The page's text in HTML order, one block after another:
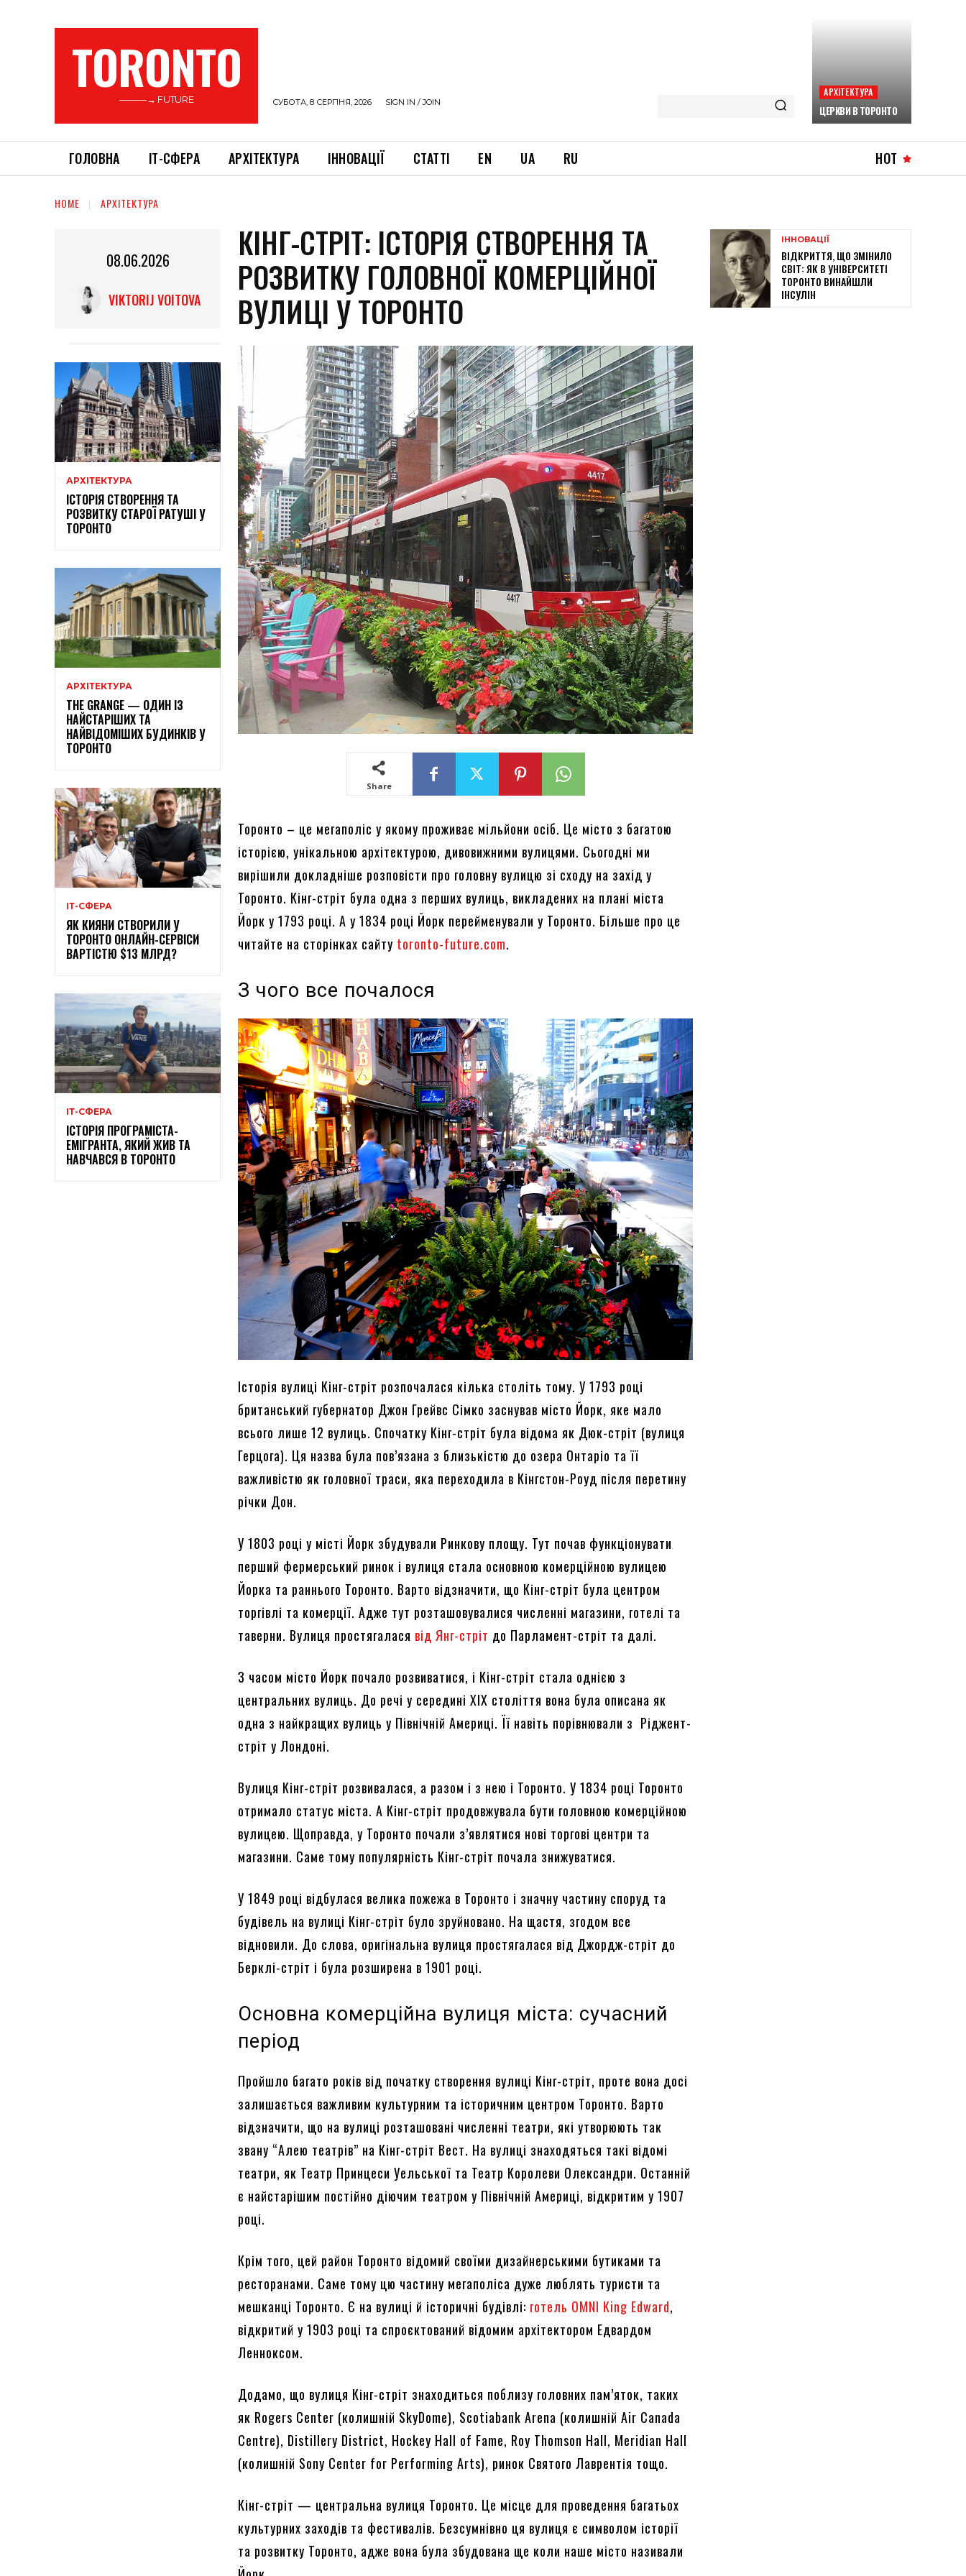
TORONTO
———→ FUTURE СУБОТА, 8 СЕРПНЯ, 2026 SIGN IN / JOIN
АРХІТЕКТУРА
ЦЕРКВИ В ТОРОНТО
ГОЛОВНА ІТ-СФЕРА АРХІТЕКТУРА ІННОВАЦІЇ СТАТТІ EN UA RU HOT
HOME АРХІТЕКТУРА
08.06.2026
VIKTORIJ VOITOVA
АРХІТЕКТУРА
ІСТОРІЯ СТВОРЕННЯ ТА
РОЗВИТКУ СТАРОЇ РАТУШІ У
ТОРОНТО
АРХІТЕКТУРА
THE GRANGE — ОДИН ІЗ
НАЙСТАРІШИХ ТА
НАЙВІДОМІШИХ БУДИНКІВ У
ТОРОНТО
ІТ-СФЕРА
ЯК КИЯНИ СТВОРИЛИ У
ТОРОНТО ОНЛАЙН-СЕРВІСИ
ВАРТІСТЮ $13 МЛРД?
ІТ-СФЕРА
ІСТОРІЯ ПРОГРАМІСТА-
ЕМІГРАНТА, ЯКИЙ ЖИВ ТА
НАВЧАВСЯ В ТОРОНТО
КІНГ-СТРІТ: ІСТОРІЯ СТВОРЕННЯ ТА
РОЗВИТКУ ГОЛОВНОЇ КОМЕРЦІЙНОЇ
ВУЛИЦІ У ТОРОНТО
Share
Торонто – це мегаполіс у якому проживає мільйони осіб. Це місто з багатою
історією, унікальною архітектурою, дивовижними вулицями. Сьогодні ми
вирішили докладніше розповісти про головну вулицю зі сходу на захід у
Торонто. Кінг-стріт була одна з перших вулиць, викладених на плані міста
Йорк у 1793 році. А у 1834 році Йорк перейменували у Торонто. Більше про це
читайте на сторінках сайту toronto-future.com.
З чого все почалося
Історія вулиці Кінг-стріт розпочалася кілька століть тому. У 1793 році
британський губернатор Джон Грейвс Сімко заснував місто Йорк, яке мало
всього лише 12 вулиць. Спочатку Кінг-стріт була відома як Дюк-стріт (вулиця
Герцога). Ця назва була пов’язана з близькістю до озера Онтаріо та її
важливістю як головної траси, яка переходила в Кінгстон-Роуд після перетину
річки Дон.
У 1803 році у місті Йорк збудували Ринкову площу. Тут почав функціонувати
перший фермерський ринок і вулиця стала основною комерційною вулицею
Йорка та раннього Торонто. Варто відзначити, що Кінг-стріт була центром
торгівлі та комерції. Адже тут розташовувалися численні магазини, готелі та
таверни. Вулиця простягалася від Янг-стріт до Парламент-стріт та далі.
З часом місто Йорк почало розвиватися, і Кінг-стріт стала однією з
центральних вулиць. До речі у середині XIX століття вона була описана як
одна з найкращих вулиць у Північній Америці. Її навіть порівнювали з Ріджент-
стріт у Лондоні.
Вулиця Кінг-стріт розвивалася, а разом і з нею і Торонто. У 1834 році Торонто
отримало статус міста. А Кінг-стріт продовжувала бути головною комерційною
вулицею. Щоправда, у Торонто почали з’являтися нові торгові центри та
магазини. Саме тому популярність Кінг-стріт почала знижуватися.
У 1849 році відбулася велика пожежа в Торонто і значну частину споруд та
будівель на вулиці Кінг-стріт було зруйновано. На щастя, згодом все
відновили. До слова, оригінальна вулиця простягалася від Джордж-стріт до
Берклі-стріт і була розширена в 1901 році.
Основна комерційна вулиця міста: сучасний
період
Пройшло багато років від початку створення вулиці Кінг-стріт, проте вона досі
залишається важливим культурним та історичним центром Торонто. Варто
відзначити, що на вулиці розташовані численні театри, які утворюють так
звану “Алею театрів” на Кінг-стріт Вест. На вулиці знаходяться такі відомі
театри, як Театр Принцеси Уельської та Театр Королеви Олександри. Останній
є найстарішим постійно діючим театром у Північній Америці, відкритим у 1907
році.
Крім того, цей район Торонто відомий своїми дизайнерськими бутиками та
ресторанами. Саме тому цю частину мегаполіса дуже люблять туристи та
мешканці Торонто. Є на вулиці й історичні будівлі: готель OMNI King Edward,
відкритий у 1903 році та спроєктований відомим архітектором Едвардом
Ленноксом.
Додамо, що вулиця Кінг-стріт знаходиться поблизу головних пам’яток, таких
як Rogers Center (колишній SkyDome), Scotiabank Arena (колишній Air Canada
Centre), Distillery District, Hockey Hall of Fame, Roy Thomson Hall, Meridian Hall
(колишній Sony Center for Performing Arts), ринок Святого Лаврентія тощо.
Кінг-стріт — центральна вулиця Торонто. Це місце для проведення багатьох
культурних заходів та фестивалів. Безсумнівно ця вулиця є символом історії
та розвитку Торонто, адже вона була збудована ще коли наше місто називали
ІННОВАЦІЇ
ВІДКРИТТЯ, ЩО ЗМІНИЛО
СВІТ: ЯК В УНІВЕРСИТЕТІ
ТОРОНТО ВИНАЙШЛИ
ІНСУЛІН